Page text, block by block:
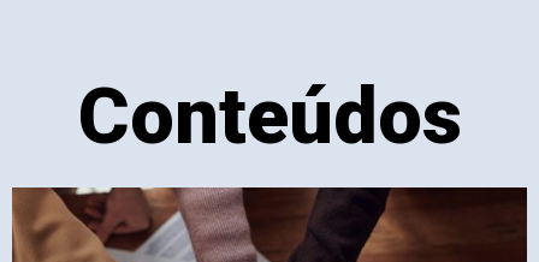
Conteúdos